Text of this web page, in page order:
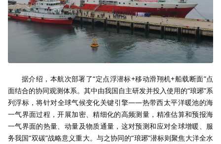
据介绍，本航次部署了“定点浮潜标+移动滑翔机+船载断面”点
面结合的协同观测体系。其中由我国自主研发并投入使用的“琅琊”系
列浮标，将针对全球气候变化关键引擎——热带西太平洋暖池的海
一气界面过程，开展加密、精细化的高频测量，精准估算和预报海
一气界面的热量、动量及物质通量，这对预测和应对全球增暖、服
务我国“双碳”战略意义重大。与之协同的“琅琊”潜标则聚焦大洋全水